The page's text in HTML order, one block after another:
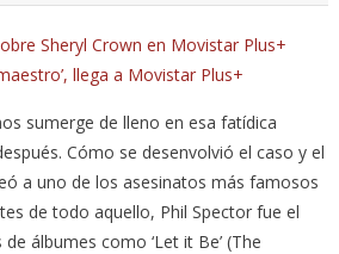
Sheryl Crown en Movistar Plus+
llega a Movistar Plus+
sumerge de lleno en esa fatídica
Cómo se desenvolvió el caso y el
a uno de los asesinatos más famosos
de todo aquello, Phil Spector fue el
álbumes como ‘Let it Be’ (The